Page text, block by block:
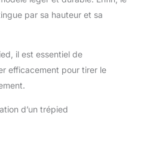
par sa hauteur et sa
il est essentiel de
efficacement pour tirer le
d’un trépied